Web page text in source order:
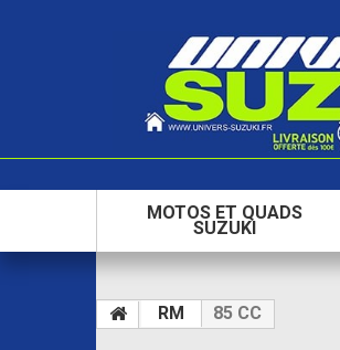
MOTOS ET QUADS
SUZUKI
RM 85 CC